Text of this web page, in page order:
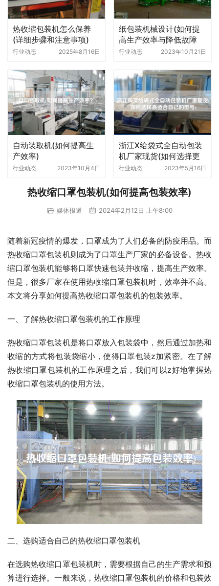
热收缩包装机怎么保养
(详细步骤和注意事项)
行业动态 2025年8月16日
纸包装机械设计(如何提
高生产效率与降低故障
率)
行业动态 2023年10月21日
自动装取机(如何提高生
产效率)
行业动态 2023年10月4日
浙江X给袋式全自动包装
机厂家现货(如何选择更
适合自己的型号)
行业动态 2023年5月16日
热收缩口罩包装机(如何提高包装效率)
媒体报道 2024年2月12日 上午8:00
随着新冠疫情的爆发，口罩成为了人们必备的防疫用品。而
热收缩口罩包装机则成为了口罩生产厂家的必备设备。热收
缩口罩包装机能够将口罩快速包装并收缩，提高生产效率。
但是，很多厂家在使用热收缩口罩包装机时，效率并不高。
本文将分享如何提高热收缩口罩包装机的包装效率。
一、了解热收缩口罩包装机的工作原理
热收缩口罩包装机是将口罩放入包装袋中，然后通过加热和
收缩的方式将包装袋缩小，使得口罩包装z加紧密。在了解
热收缩口罩包装机的工作原理之后，我们可以z好地掌握热
收缩口罩包装机的使用方法。
二、选购适合自己的热收缩口罩包装机
在选购热收缩口罩包装机时，需要根据自己的生产需求和预
算进行选择。一般来说，热收缩口罩包装机的价格和包装效